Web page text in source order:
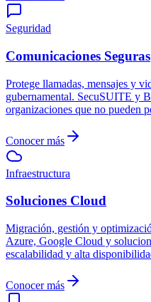
Seguridad
Comunicaciones Seguras
Protege llamadas, mensajes y
gubernamental. SecuSUITE y
organizaciones que no pueden
Conocer más
Infraestructura
Soluciones Cloud
Migración, gestión y
Azure, Google Cloud y
escalabilidad y alta
Conocer más